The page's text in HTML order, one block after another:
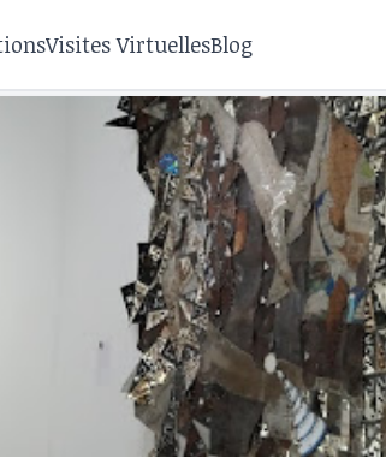
Visites VirtuellesBlog